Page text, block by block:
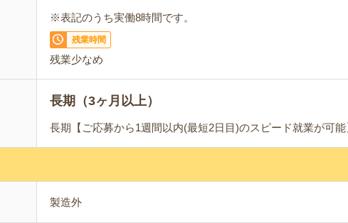
※表記のうち実働8時間です。
残業時間
残業少なめ
長期（3ヶ月以上）
長期【ご応募から1週間以内(最短2日目)のスピード就業が可
製造外